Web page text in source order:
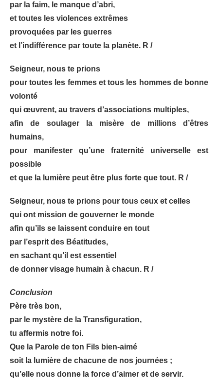
par la faim, le manque d’abri,
et toutes les violences extrêmes
provoquées par les guerres
et l’indifférence par toute la planète. R /
Seigneur, nous te prions
pour toutes les femmes et tous les hommes de bonne
volonté
qui œuvrent, au travers d’associations multiples,
afin de soulager la misère de millions d’êtres
humains,
pour manifester qu’une fraternité universelle est
possible
et que la lumière peut être plus forte que tout. R /
Seigneur, nous te prions pour tous ceux et celles
qui ont mission de gouverner le monde
afin qu’ils se laissent conduire en tout
par l’esprit des Béatitudes,
en sachant qu’il est essentiel
de donner visage humain à chacun. R /
Conclusion
Père très bon,
par le mystère de la Transfiguration,
tu affermis notre foi.
Que la Parole de ton Fils bien-aimé
soit la lumière de chacune de nos journées ;
qu’elle nous donne la force d’aimer et de servir.